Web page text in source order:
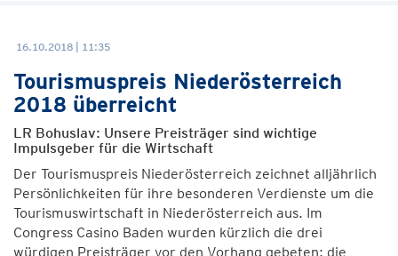
16.10.2018 | 11:35
Tourismuspreis Niederösterreich
2018 überreicht
LR Bohuslav: Unsere Preisträger sind wichtige
Impulsgeber für die Wirtschaft
Der Tourismuspreis Niederösterreich zeichnet alljährlich
Persönlichkeiten für ihre besonderen Verdienste um die
Tourismuswirtschaft in Niederösterreich aus. Im
Congress Casino Baden wurden kürzlich die drei
würdigen Preisträger vor den Vorhang gebeten: die